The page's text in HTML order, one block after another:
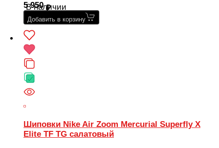
В наличии
5 950
Добавить в корзину
Шиповки Nike Air Zoom Mercurial Superfly X
Elite TF TG салатовый